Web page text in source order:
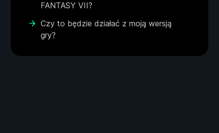
FANTASY VII?
Czy to będzie działać z moją wersją
gry?